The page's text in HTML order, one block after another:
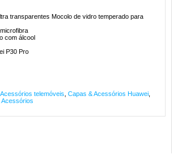
transparentes Mocolo de vidro temperado para
com álcool
P30 Pro
Acessórios telemóveis Capas & Acessórios Huawei
Acessórios